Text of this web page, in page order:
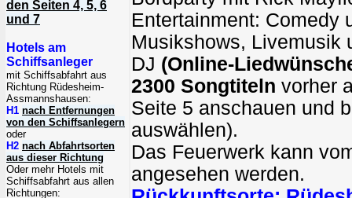
den Seiten 4, 5, 6
und 7
Hotels am
Schiffsanleger
mit Schiffsabfahrt aus
Richtung Rüdesheim-
Assmannshausen:
H1 nach Entfernungen
von den Schiffsanlegern
oder
H2 nach Abfahrtsorten
aus dieser Richtung
Oder mehr Hotels mit
Schiffsabfahrt aus allen
Richtungen:
Entertainment: Comedy
Musikshows, Livemusik
DJ (Online-
2300 Songtiteln vorher
Seite 5 anschauen und
auswählen).
Das Feuerwerk kann
angesehen werden.